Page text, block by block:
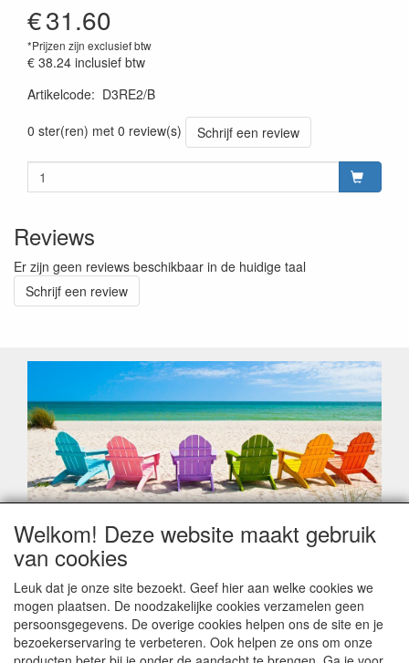
€31.60
*Prijzen zijn exclusief btw
€ 38.24 inclusief btw
Artikelcode: D3RE2/B
0 ster(ren) met 0 review(s)
Schrijf een review
Reviews
Er zijn geen reviews beschikbaar in de huidige taal
Schrijf een review
Geachte klant,
Zoals elk jaar zorgt de verlofperiode, naast een hoop
leveringsproblemen.
Sommige fabrikanten sluiten of werken met een
vakantiebezetting.
Bestellingen die vanaf +/- 15 juli geplaatst worden kunnen
Welkom! Deze website maakt gebruik
van cookies
Leuk dat je onze site bezoekt. Geef hier aan welke cookies we
mogen plaatsen. De noodzakelijke cookies verzamelen geen
persoonsgegevens. De overige cookies helpen ons de site en je
bezoekerservaring te verbeteren. Ook helpen ze ons om onze